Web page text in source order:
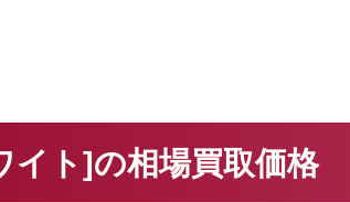
イト]の相場買取価格